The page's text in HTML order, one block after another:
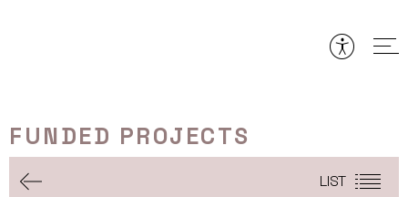
FUNDED PROJECTS
LIST